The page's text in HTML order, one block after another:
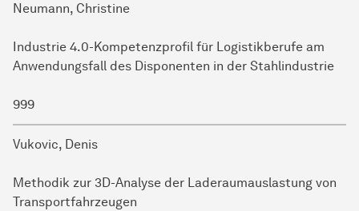
Neumann, Christine
Industrie 4.0-Kompetenzprofil für Logistikberufe am
Anwendungsfall des Disponenten in der Stahlindustrie
999
Vukovic, Denis
Methodik zur 3D-Analyse der Laderaumauslastung von
Transportfahrzeugen